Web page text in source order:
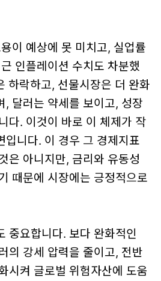
이 예상에 못 미치고, 실업률
인플레이션 수치도 차분했
하락하고, 선물시장은 더 완화
, 달러는 약세를 보이고, 성장
다. 이것이 바로 이 체제가 작
입니다. 이 경우 그 경제지표
은 아니지만, 금리와 유동성
때문에 시장에는 긍정적으로
중요합니다. 보다 완화적인
의 강세 압력을 줄이고, 전반
시켜 글로벌 위험자산에 도움